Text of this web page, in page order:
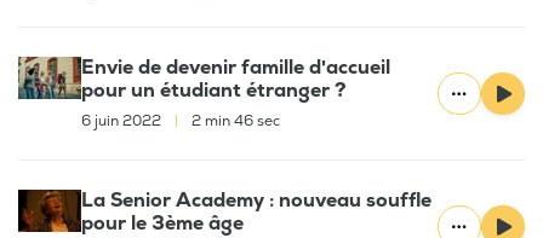
Envie de devenir famille d'accueil
pour un étudiant étranger ?
6 juin 2022 2 min 46 sec
La Senior Academy : nouveau souffle
pour le 3ème âge